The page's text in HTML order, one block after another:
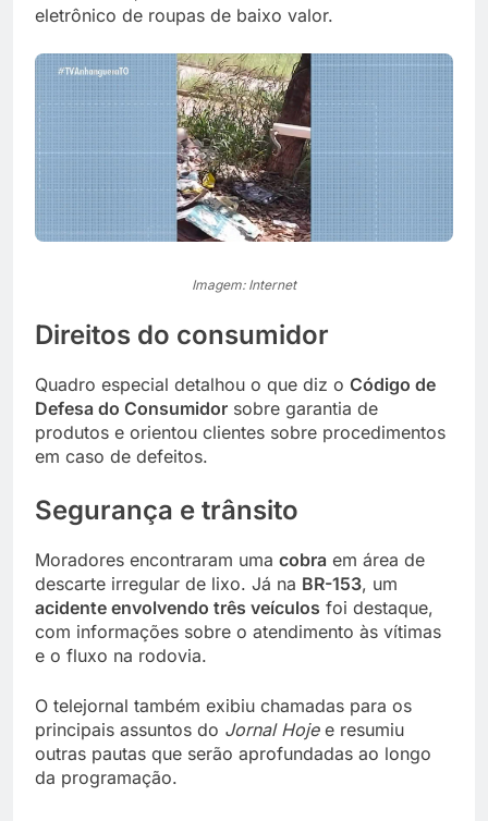
eletrônico de roupas de baixo valor.
Imagem: Internet
Direitos do consumidor
Quadro especial detalhou o que diz o Código de
Defesa do Consumidor sobre garantia de
produtos e orientou clientes sobre procedimentos
em caso de defeitos.
Segurança e trânsito
Moradores encontraram uma cobra em área de
descarte irregular de lixo. Já na BR-153, um
acidente envolvendo três veículos foi destaque,
com informações sobre o atendimento às vítimas
e o fluxo na rodovia.
O telejornal também exibiu chamadas para os
principais assuntos do Jornal Hojee resumiu
outras pautas que serão aprofundadas ao longo
da programação.